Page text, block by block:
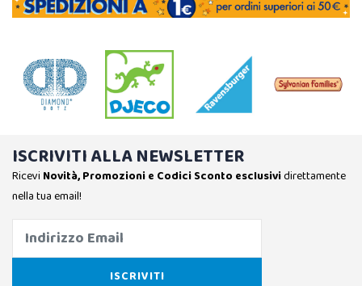
ISCRIVITI ALLA NEWSLETTER
Ricevi Novità, Promozioni e Codici Sconto esclusividirettamente
nella tua email!